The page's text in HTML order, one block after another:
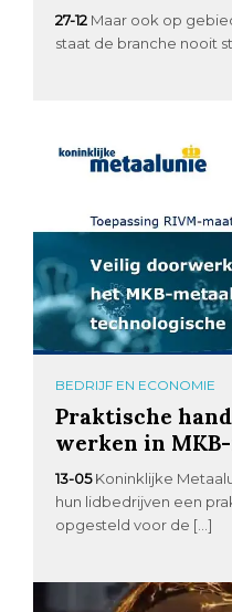
27-12 Maar ook op
staat de branche nooit
BEDRIJF EN ECONOMIE
Praktische
werken in
13-05 Koninklijke
hun lidbedrijven een
opgesteld voor de […]